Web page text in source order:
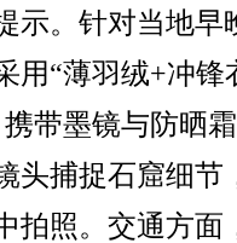
示。针对当地早
用“薄羽绒+冲锋
带墨镜与防晒
头捕捉石窟细节
拍照。交通方面